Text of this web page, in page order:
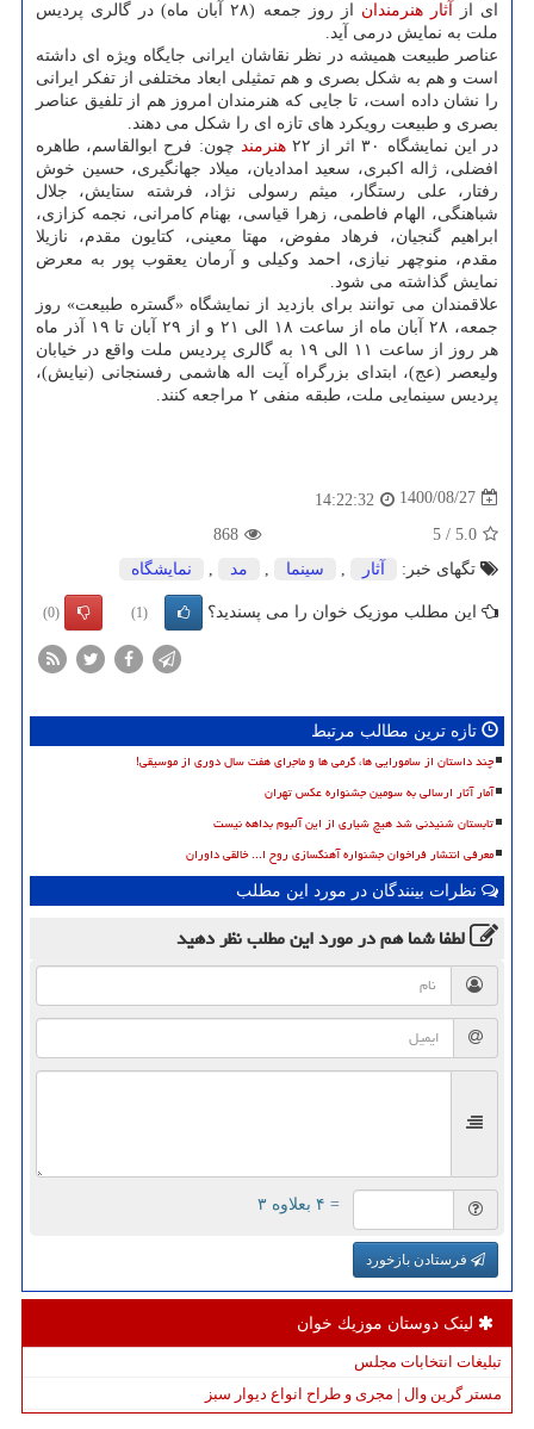
ای از
آثار هنرمندان
از روز جمعه (۲۸ آبان ماه) در گالری پردیس
ملت به نمایش درمی آید.
عناصر طبیعت همیشه در نظر نقاشان ایرانی جایگاه ویژه ای داشته
است و هم به شکل بصری و هم تمثیلی ابعاد مختلفی از تفکر ایرانی
را نشان داده است، تا جایی که هنرمندان امروز هم از تلفیق عناصر
بصری و طبیعت رویکرد های تازه ای را شکل می دهند.
در این نمایشگاه ۳۰ اثر از ۲۲
هنرمند چون: فرح ابوالقاسم، طاهره
افضلی، ژاله اکبری، سعید امدادیان، میلاد جهانگیری، حسین خوش
رفتار، علی رستگار، میثم رسولی نژاد، فرشته ستایش، جلال
شباهنگی، الهام فاطمی، زهرا قیاسی، بهنام کامرانی، نجمه کزازی،
ابراهیم گنجیان، فرهاد مفوض، مهتا معینی، کتایون مقدم، نازیلا
مقدم، منوچهر نیازی، احمد وکیلی و آرمان یعقوب پور به معرض
نمایش گذاشته می شود.
علاقمندان می توانند برای بازدید از نمایشگاه «گستره طبیعت» روز
جمعه، ۲۸ آبان ماه از ساعت ۱۸ الی ۲۱ و از ۲۹ آبان تا ۱۹ آذر ماه
هر روز از ساعت ۱۱ الی ۱۹ به گالری پردیس ملت واقع در خیابان
ولیعصر (عج)، ابتدای بزرگراه آیت اله هاشمی رفسنجانی (نیایش)،
پردیس سینمایی ملت، طبقه منفی ۲ مراجعه کنند.
1400/08/27
14:22:32
5.0
/
5
868
تگهای خبر:
آثار سینما مد نمایشگاه
این مطلب موزیک خوان را می پسندید؟ (1)
(0)
تازه ترین مطالب مرتبط
چند داستان از سامورایی ها، گرمی ها و ماجرای هفت سال دوری از موسیقی!
آمار آثار ارسالی به سومین جشنواره عکس تهران
تابستان شنیدنی شد هیچ شیاری از این آلبوم بداهه نیست
معرفی انتشار فراخوان جشنواره آهنگسازی روح ا... خالقی داوران
نظرات بینندگان در مورد این مطلب
لطفا شما همدر مورد این مطلبنظر دهید
= ۴ بعلاوه ۳
فرستادن بازخورد
لینک دوستان موزیك خوان
تبلیغات انتخابات مجلس
مستر گرین وال | مجری و طراح انواع دیوار سبز